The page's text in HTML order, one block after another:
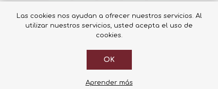
Calle Italia 6, 03003 Alicante
+34 965 12 23 55
Las cookies nos ayudan a ofrecer nuestros servicios. Al
utilizar nuestros servicios, usted acepta el uso de
cookies.
OK
Aprender más